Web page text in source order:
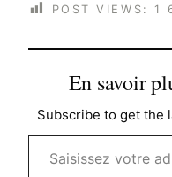
POST VIEWS: 1
En savoir
Subscribe to get the
Saisissez votre adresse e-mail…